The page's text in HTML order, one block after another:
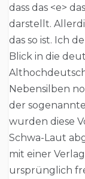
dass das <e>
darstellt.
das so ist. Ich
Blick in die
Nebensilben
der
wurden diese
Schwa-Laut
mit einer
ursprünglich